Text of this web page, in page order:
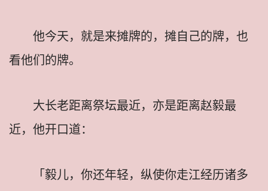
他今天，就是来摊牌的，摊自己的牌，也
看他们的牌。
大长老距离祭坛最近，亦是距离赵毅最
近，他开口道：
「毅儿，你还年轻，纵使你走江经历诸多